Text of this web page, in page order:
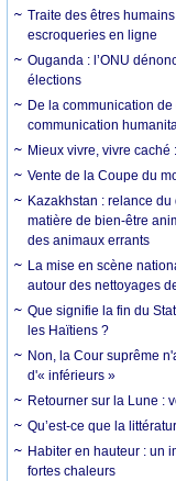
Traite des êtres
escroqueries en ligne
Ouganda : l’ONU
élections
De la communication
communication
Mieux vivre, vivre caché
Vente de la Coupe du
Kazakhstan : relance
matière de bien-être
des animaux errants
La mise en scène
autour des nettoyages
Que signifie la fin du
les Haïtiens ?
Non, la Cour suprême
d'« inférieurs »
Retourner sur la Lune :
Qu’est-ce que la
Habiter en hauteur : un
fortes chaleurs